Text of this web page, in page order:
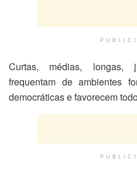
Curtas, médias, longas,
frequentam de ambientes
democráticas e favorecem